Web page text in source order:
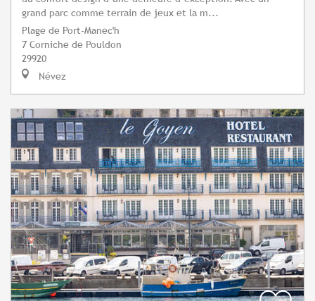
grand parc comme terrain de jeux et la m...
Plage de Port-Manec'h
7 Corniche de Pouldon
29920
Névez